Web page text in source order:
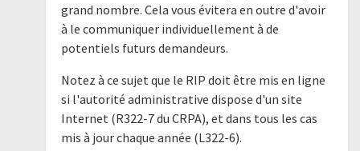
grand nombre. Cela vous évitera en outre d'avoir
à le communiquer individuellement à de
potentiels futurs demandeurs.
Notez à ce sujet que le RIP doit être mis en ligne
si l'autorité administrative dispose d'un site
Internet (R322-7 du CRPA), et dans tous les cas
mis à jour chaque année (L322-6).